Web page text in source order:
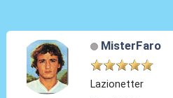
MisterFaro
Lazionetter